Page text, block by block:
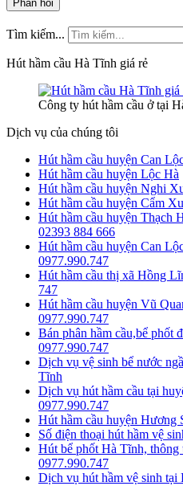
Tìm kiếm...
Hút hầm cầu Hà Tĩnh giá rẻ
Công ty hút hầm cầu ở tại
Dịch vụ của chúng tôi
Hút hầm cầu huyện Can
Hút hầm cầu huyện Lộc Hà
Hút hầm cầu huyện Nghi
Hút hầm cầu huyện Cẩm
Hút hầm cầu huyện Thạch
02393 884 666
Hút hầm cầu huyện Can
0977.990.747
Hút hầm cầu thị xã Hồng
747
Hút hầm cầu huyện Vũ
0977.990.747
Bán phân hầm cầu,bể phốt
0977.990.747
Dịch vụ vệ sinh bể nước
Tĩnh
Dịch vụ hút hầm cầu tại
0977.990.747
Hút hầm cầu huyện Hương
Số điện thoại hút hầm vệ
Hút bể phốt Hà Tĩnh, thông
0977.990.747
Dịch vụ hút hầm vệ sinh